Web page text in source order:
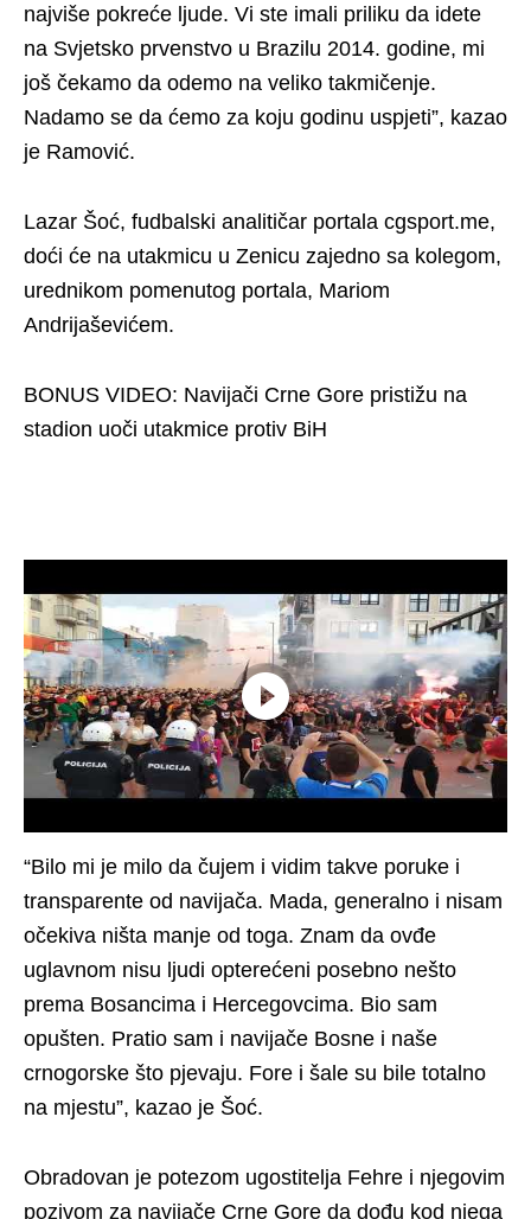
najviše pokreće ljude. Vi ste imali priliku da idete
na Svjetsko prvenstvo u Brazilu 2014. godine, mi
još čekamo da odemo na veliko takmičenje.
Nadamo se da ćemo za koju godinu uspjeti”, kazao
je Ramović.
Lazar Šoć, fudbalski analitičar portala cgsport.me,
doći će na utakmicu u Zenicu zajedno sa kolegom,
urednikom pomenutog portala, Mariom
Andrijaševićem.
BONUS VIDEO: Navijači Crne Gore pristižu na
stadion uoči utakmice protiv BiH
“Bilo mi je milo da čujem i vidim takve poruke i
transparente od navijača. Mada, generalno i nisam
očekiva ništa manje od toga. Znam da ovđe
uglavnom nisu ljudi opterećeni posebno nešto
prema Bosancima i Hercegovcima. Bio sam
opušten. Pratio sam i navijače Bosne i naše
crnogorske što pjevaju. Fore i šale su bile totalno
na mjestu”, kazao je Šoć.
Obradovan je potezom ugostitelja Fehre i njegovim
pozivom za navijače Crne Gore da dođu kod njega